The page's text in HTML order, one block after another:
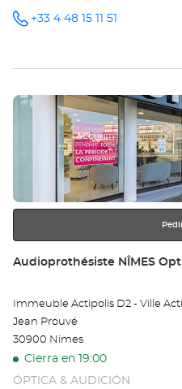
número
+33 4 48 15 11 51
Pulse
obtener
información
Tienda:
Audioprothésiste NÎMES
Immeuble Actipolis D2 - Ville
Jean Prouvé
30900 Nimes
Cierra en 19:00
ÓPTICA & AUDICIÓN